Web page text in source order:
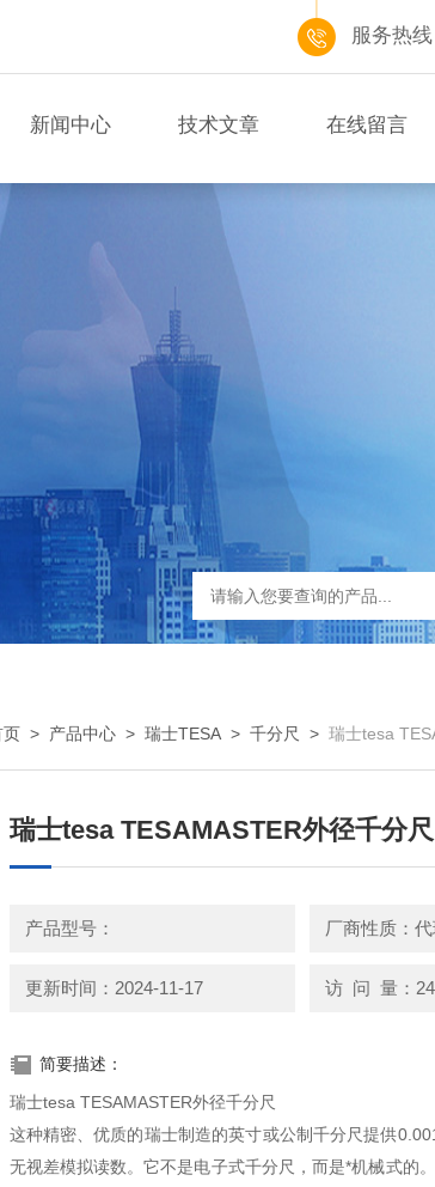
服务热线
新闻中心 技术文章 在线留言
页 > 产品中心 > 瑞士TESA > 千分尺 > 瑞士tesa
瑞士tesa TESAMASTER外径千分尺
产品型号： 厂商性质：
更新时间：2024-11-17 访 问 量：
简要描述：
瑞士tesa TESAMASTER外径千分尺
这种精密、优质的瑞士制造的英寸或公制千分尺提供
无视差模拟读数。它不是电子式千分尺，而是*机械式的